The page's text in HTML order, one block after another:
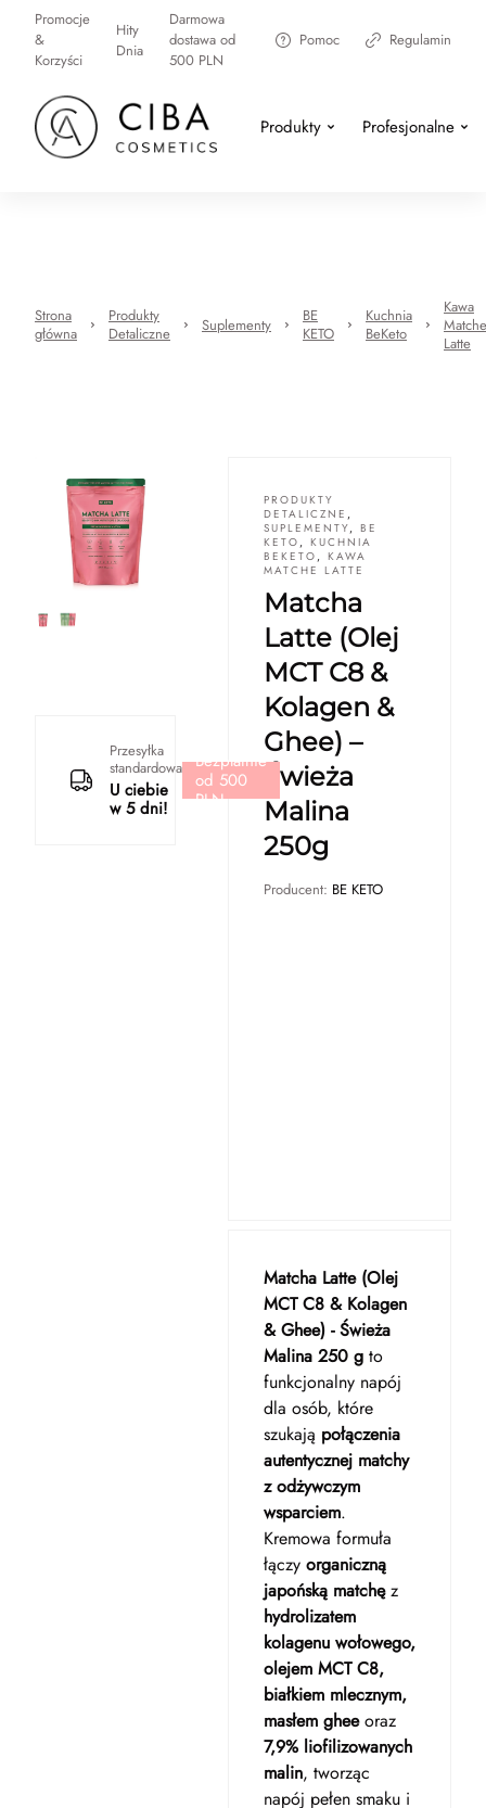
Promocje
&
Korzyści
Hity
Dnia
Darmowa
dostawa od
500 PLN
Pomoc Regulamin
Produkty Profesjonalne
Strona
główna
Produkty
Detaliczne
Suplementy
BE
KETO
Kuchnia
BeKeto
Kawa
Matche
Latte
Przesyłka
standardowa
U ciebie
w 5 dni!
Bezpłatnie
od 500
PLN
PRODUKTY
DETALICZNE ,
SUPLEMENTY, BE
KETO , KUCHNIA
BEKETO , KAWA
MATCHE LATTE
Matcha
Latte (Olej
MCT C8 &
Kolagen &
Ghee) –
Świeża
Malina
250g
Producent: BE KETO
Matcha Latte (Olej
MCT C8 & Kolagen
& Ghee) - Świeża
Malina 250 gto
funkcjonalny napój
dla osób, które
szukają połączenia
autentycznej matchy
z odżywczym
wsparciem.
Kremowa formuła
łączy organiczną
japońską matchęz
hydrolizatem
kolagenu wołowego,
olejem MCT C8,
białkiem mlecznym,
masłem gheeoraz
7,9% liofilizowanych
malin, tworząc
napój pełen smaku i